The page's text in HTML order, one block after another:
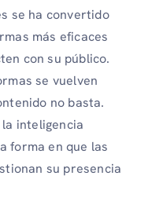
se ha convertido
más eficaces
con su público.
se vuelven
no basta.
inteligencia
forma en que las
su presencia